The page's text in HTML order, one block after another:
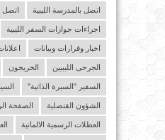
اتصل بالمدرسة الليبية اتصل
اجراءات جوازات السفر الليبية
اخبار وقرارات وبيانات
الجرحى الليبيين الخريجون
السفير "السيرة الذاتية"
الشؤون القنصلية الصفحة
العطلات الرسمية الالمانية